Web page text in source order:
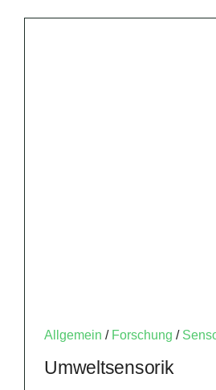
Allgemein / Forschung /
Umweltsensorik